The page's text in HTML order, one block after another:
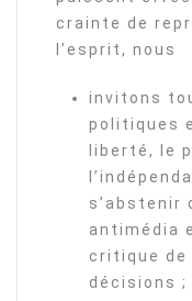
crainte de
l’esprit, nous
invitons
politiques
liberté, le
s’abstenir
antimédia
critique de
décisions ;